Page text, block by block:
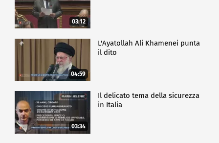
03:12
04:59
L'Ayatollah Ali Khamenei punta
il dito
03:34
Il delicato tema della sicurezza
in Italia